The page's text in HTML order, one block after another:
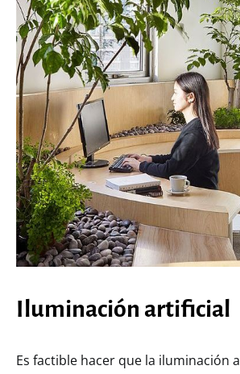
Iluminación artificial
Es factible hacer que la iluminación